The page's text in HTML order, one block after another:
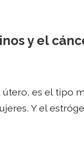
y el
es el tipo
Y el